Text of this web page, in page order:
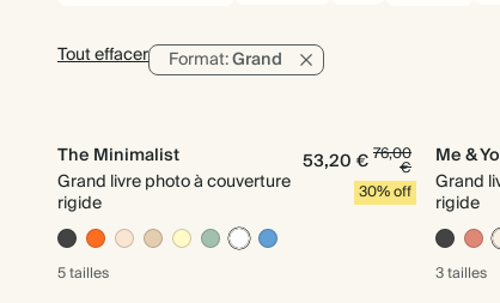
Tout effacer Format:Grand
The Minimalist
Grand livre photo à couverture
rigide
53,20 €76,00
€
30% off
5 tailles
Me &
Grand
rigide
3 tailles